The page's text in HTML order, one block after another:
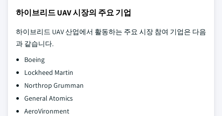
하이브리드 UAV 시장의 주요 기업
하이브리드 UAV 산업에서 활동하는 주요 시장 참여 기업은 다음
과 같습니다.
Boeing
Lockheed Martin
Northrop Grumman
General Atomics
AeroVironment